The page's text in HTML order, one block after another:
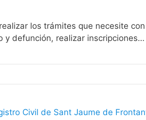
los trámites que necesite
y defunción, realizar inscripciones…
Civil de Sant Jaume de